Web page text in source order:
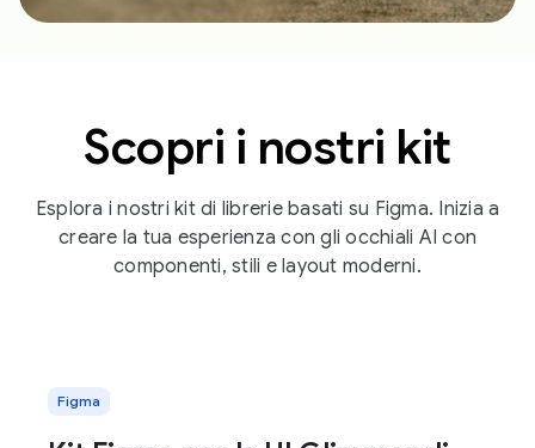
Scopri i nostri kit
Esplora i nostri kit di librerie basati su Figma. Inizia a
creare la tua esperienza con gli occhiali AI con
componenti, stili e layout moderni.
Figma